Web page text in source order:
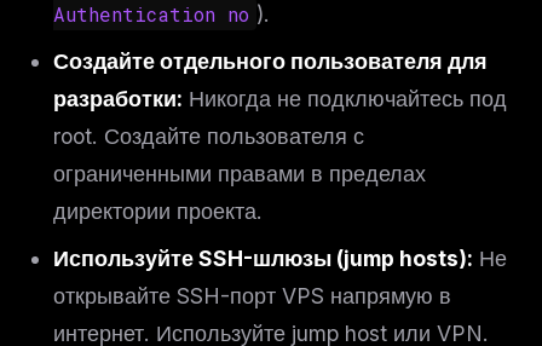
Authentication no ).
Создайте отдельного пользователя для
разработки: Никогда не подключайтесь под
root. Создайте пользователя с
ограниченными правами в пределах
директории проекта.
Используйте SSH-шлюзы (jump hosts): Не
открывайте SSH-порт VPS напрямую в
интернет. Используйте jump host или VPN.